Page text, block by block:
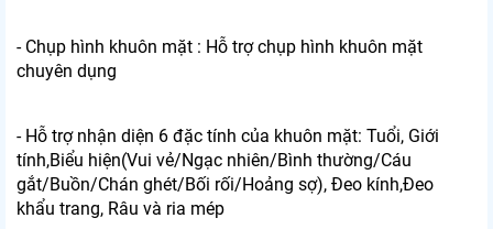
- Chụp hình khuôn mặt : Hỗ trợ chụp hình khuôn mặt
chuyên dụng
- Hỗ trợ nhận diện 6 đặc tính của khuôn mặt: Tuổi, Giới
tính,Biểu hiện(Vui vẻ/Ngạc nhiên/Bình thường/Cáu
gắt/Buồn/Chán ghét/Bối rối/Hoảng sợ), Đeo kính,Đeo
khẩu trang, Râu và ria mép